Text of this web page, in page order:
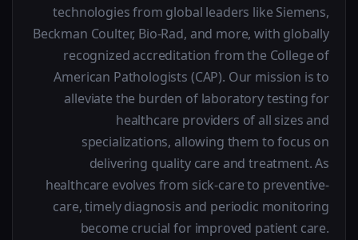
technologies from global leaders like Siemens,
Beckman Coulter, Bio-Rad, and more, with globally
recognized accreditation from the College of
American Pathologists (CAP). Our mission is to
alleviate the burden of laboratory testing for
healthcare providers of all sizes and
specializations, allowing them to focus on
delivering quality care and treatment. As
healthcare evolves from sick-care to preventive-
care, timely diagnosis and periodic monitoring
become crucial for improved patient care.